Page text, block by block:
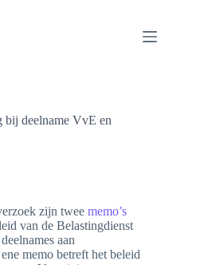
bij deelname VvE en
zijn twee memo’s
van de Belastingdienst
aan
memo betreft het beleid